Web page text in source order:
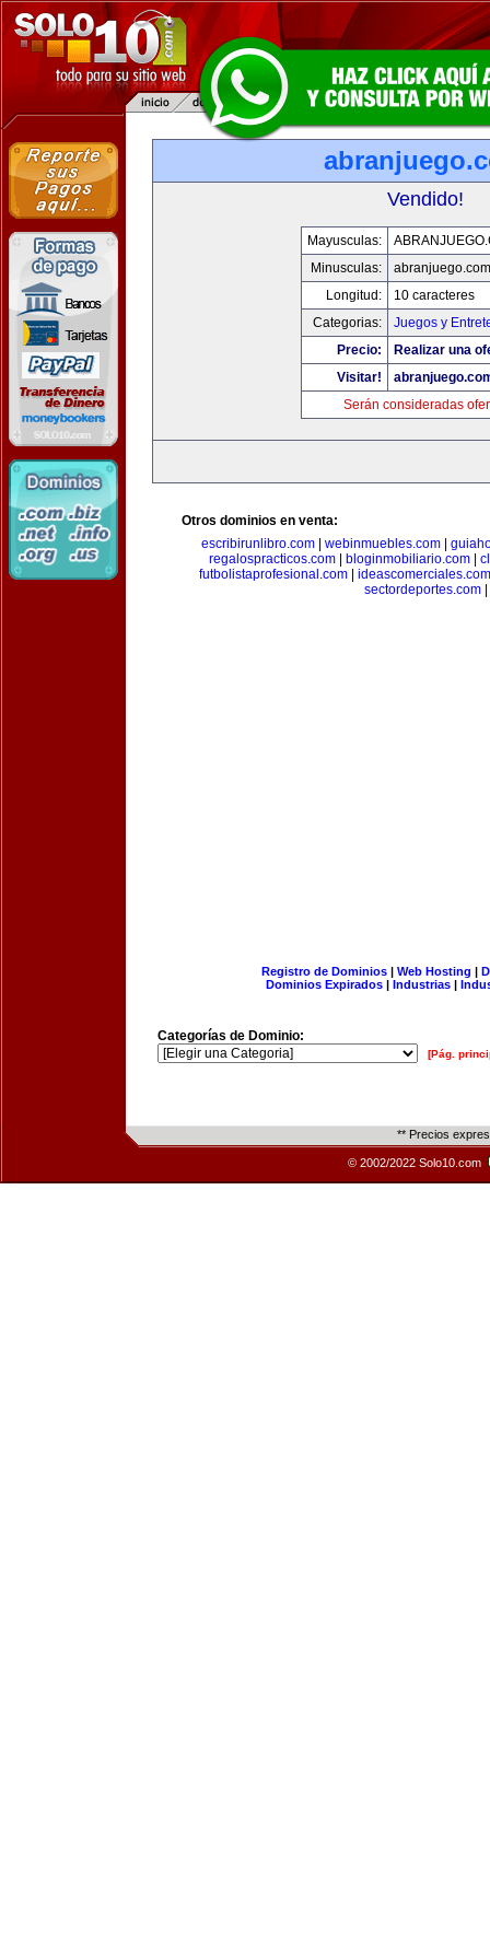
Vendido!
Mayusculas:
Minusculas:
abranjuego.com
Longitud:
10 caracteres
Categorias:
Juegos y
Precio:
Realizar una
Visitar!
Serán consideradas
Otros dominios en venta:
escribirunlibro.com| webinmuebles.com|
regalospracticos.com| bloginmobiliario.com|
futbolistaprofesional.com
ideascomerciales.com
sectordeportes.com|
Registro de Dominios| Web Hosting |
Dominios Expirados | Industrias |
Categorías de Dominio:
[Pág.
** Precios
© 2002/2022 Solo10.com